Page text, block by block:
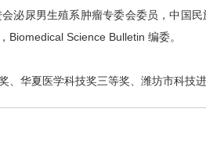
泌尿男生殖系肿瘤专委会委员，中国
Biomedical Science Bulletin 编委。
华夏医学科技奖三等奖、潍坊市科技